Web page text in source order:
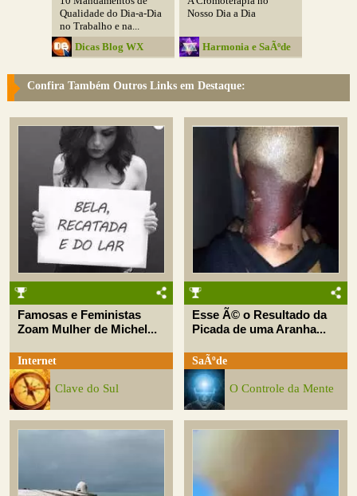
Qualidade do Dia-a-Dia
no Trabalho e na...
Dicas Blog WX
Nosso Dia a Dia
Harmonia e SaÃºde
Confira Também Outros Links em Destaque:
Famosas e Feministas
Zoam Mulher de Michel...
Internet
Clave do Sul
Esse Ã© o Resultado da
Picada de uma Aranha...
SaÃºde
O Controle da Mente